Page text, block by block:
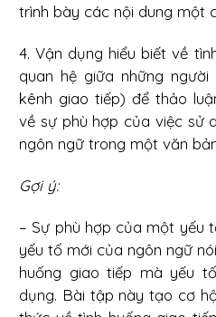
trình bày các nội dung một
4. Vận dụng hiểu biết về
quan hệ giữa những
kênh giao tiếp) để thảo
về sự phù hợp của việc sử
ngôn ngữ trong một văn
Gợi ý:
– Sự phù hợp của một yếu
yếu tố mới của ngôn ngữ
huống giao tiếp mà yếu
dụng. Bài tập này tạo cơ